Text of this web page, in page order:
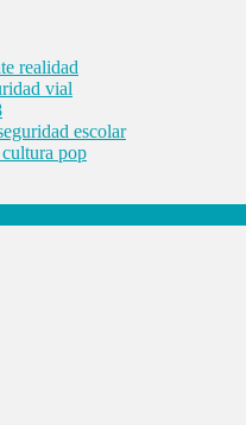
realidad
vial
escolar
pop